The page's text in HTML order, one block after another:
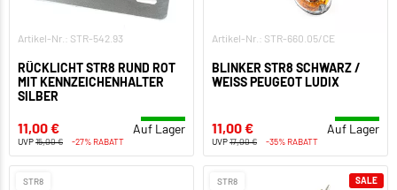
Artikel-Nr.: STR-542.93
RÜCKLICHT STR8 RUND ROT
MIT KENNZEICHENHALTER
SILBER
11,00 € Auf Lager
UVP15,00 € -27% RABATT
Artikel-Nr.: STR-660.05/CE
BLINKER STR8 SCHWARZ /
WEISS PEUGEOT LUDIX
11,00 € Auf Lager
UVP17,00 € -35% RABATT
STR8 STR8 SALE